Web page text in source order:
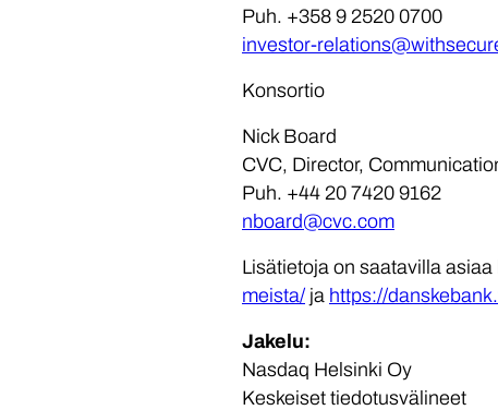
Puh. +358 9 2520 0700
investor-
Konsortio
Nick Board
CVC, Director,
Puh. +44 20 7420 9162
nboard@cvc.com
Lisätietoja on saatavilla
meista/ ja https://
Jakelu:
Nasdaq Helsinki Oy
Keskeiset tiedotusvälineet